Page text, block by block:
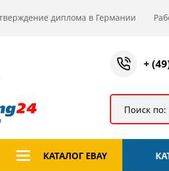
диплома в Германии
+
Поиск по:
КАТАЛОГ EBAY